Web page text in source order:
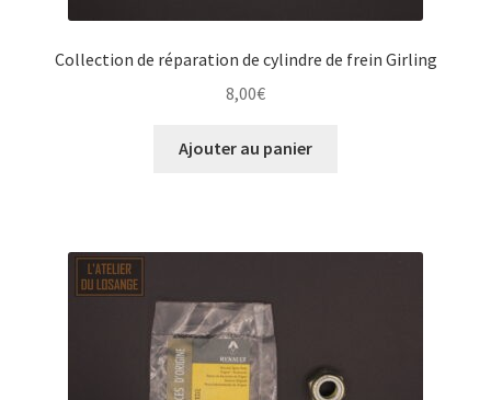
Collection de réparation de cylindre de frein Girling
8,00€
Ajouter au panier